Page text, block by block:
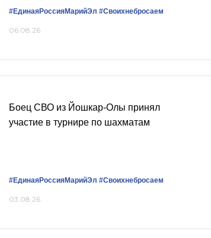
#ЕдинаяРоссияМарийЭл #Своихнебросаем
06.08.26
Боец СВО из Йошкар-Олы принял
участие в турнире по шахматам
#ЕдинаяРоссияМарийЭл #Своихнебросаем
03.08.26